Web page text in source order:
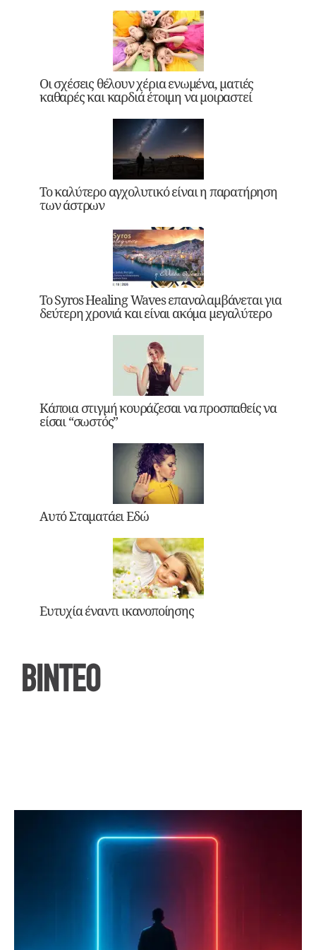
Οι σχέσεις θέλουν χέρια ενωμένα, ματιές
καθαρές και καρδιά έτοιμη να μοιραστεί
Το καλύτερο αγχολυτικό είναι η παρατήρηση
των άστρων
Το Syros Healing Waves επαναλαμβάνεται για
δεύτερη χρονιά και είναι ακόμα μεγαλύτερο
Κάποια στιγμή κουράζεσαι να προσπαθείς να
είσαι “σωστός”
Αυτό Σταματάει Εδώ
Ευτυχία έναντι ικανοποίησης
ΒΙΝΤΕΟ